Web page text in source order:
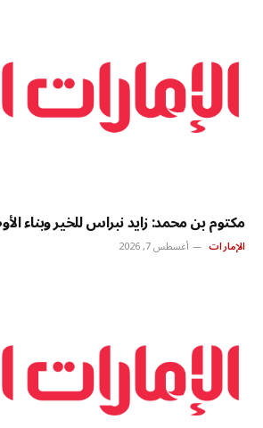
مكتوم بن محمد: زايد نبراس للخير وبناء
الإمارات أغسطس 7, 2026